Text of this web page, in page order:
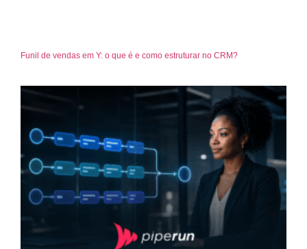
Funil de vendas em Y: o que é e como estruturar no CRM?